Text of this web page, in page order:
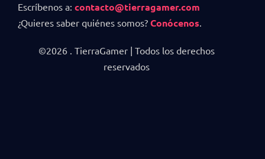
Escríbenos a: contacto@tierragamer.com
¿Quieres saber quiénes somos? Conócenos.
©2026 . TierraGamer | Todos los derechos
reservados